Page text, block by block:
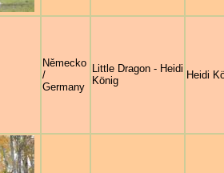
Německo
/
Germany
Little Dragon - Heidi
König
Heidi